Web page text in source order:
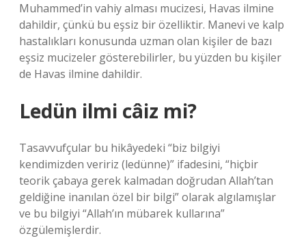
Muhammed’in vahiy alması mucizesi, Havas ilmine
dahildir, çünkü bu eşsiz bir özelliktir. Manevi ve kalp
hastalıkları konusunda uzman olan kişiler de bazı
eşsiz mucizeler gösterebilirler, bu yüzden bu kişiler
de Havas ilmine dahildir.
Ledün ilmi câiz mi?
Tasavvufçular bu hikâyedeki “biz bilgiyi
kendimizden veririz (ledünne)” ifadesini, “hiçbir
teorik çabaya gerek kalmadan doğrudan Allah’tan
geldiğine inanılan özel bir bilgi” olarak algılamışlar
ve bu bilgiyi “Allah’ın mübarek kullarına”
özgülemişlerdir.